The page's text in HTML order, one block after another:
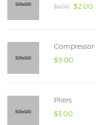
$3.00 $2.00
Compressor
$9.00
Pliers
$3.00